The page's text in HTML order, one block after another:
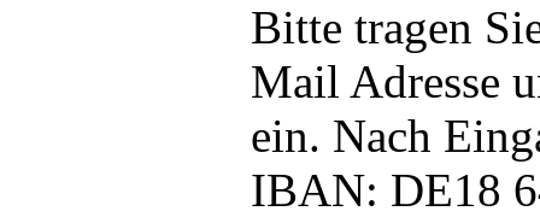
Bitte tragen
Mail Adresse
ein. Nach
IBAN: DE18